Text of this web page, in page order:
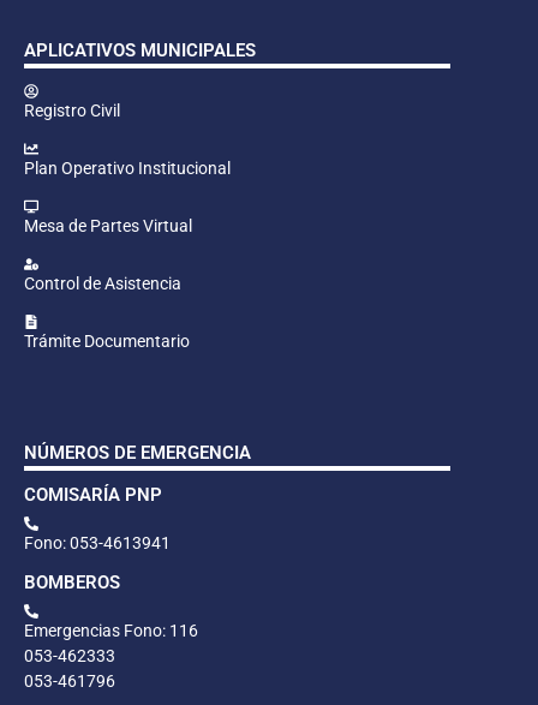
APLICATIVOS MUNICIPALES
Registro Civil
Plan Operativo Institucional
Mesa de Partes Virtual
Control de Asistencia
Trámite Documentario
NÚMEROS DE EMERGENCIA
COMISARÍA PNP
Fono: 053-4613941
BOMBEROS
Emergencias Fono: 116
053-462333
053-461796